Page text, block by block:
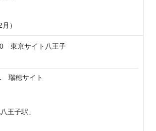
）
東京サイト八王子
瑞穂サイト
王子駅」